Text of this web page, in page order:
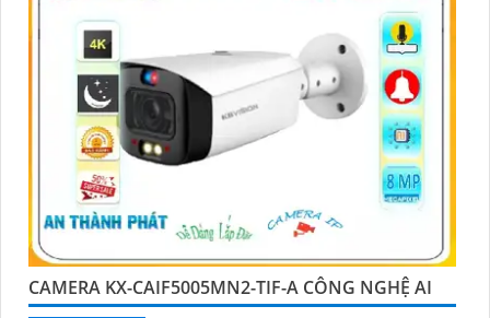
CAMERA KX-CAIF5005MN2-TIF-A CÔNG NGHỆ AI